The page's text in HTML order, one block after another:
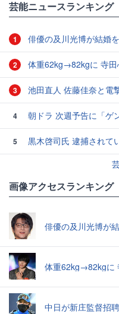
芸能ニュースランキング
1 俳優の及川光博が結婚
2 体重62kg→82kgに 寺田
3 池田直人 佐藤佳奈と電
4 朝ドラ 次週予告に「ゲ
5
黒木啓司氏 逮捕されて
画像アクセスランキング
俳優の及川光博が
体重62kg→82kgに
中日が新庄監督招